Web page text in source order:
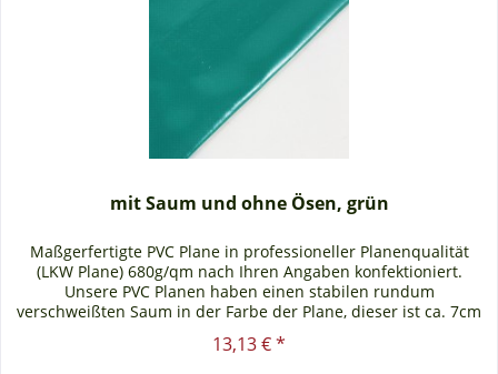
mit Saum und ohne Ösen, grün
Maßgerfertigte PVC Plane in professioneller Planenqualität
(LKW Plane) 680g/qm nach Ihren Angaben konfektioniert.
Unsere PVC Planen haben einen stabilen rundum
verschweißten Saum in der Farbe der Plane, dieser ist ca. 7cm
oder auf Wunsch auch mit Edelstahlösen ausstatten. Die PVC
13,13 € *